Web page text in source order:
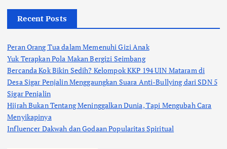
n
a
s
i
p
Recent Posts
Peran Orang Tua dalam Memenuhi Gizi Anak
Yuk Terapkan Pola Makan Bergizi Seimbang
Bercanda Kok Bikin Sedih? Kelompok KKP 194 UIN Mataram di
Desa Sigar Penjalin Menggaungkan Suara Anti-Bullying dari SDN 5
Sigar Penjalin
Hijrah Bukan Tentang Meninggalkan Dunia, Tapi Mengubah Cara
Menyikapinya
Influencer Dakwah dan Godaan Popularitas Spiritual